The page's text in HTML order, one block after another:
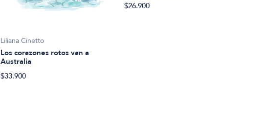
Liliana Cinetto
Los corazones rotos van a
Australia
$33.900
$26.900